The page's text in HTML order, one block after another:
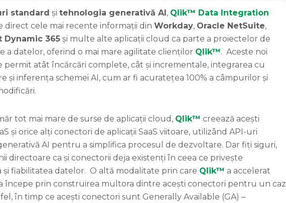
standard și tehnologia generativă AI , Qlik™ Data Integration
direct cele mai recente informații din Workday, Oracle NetSuite,
Dynamic 365 și multe alte aplicații cloud ca parte a proiectelor de
a datelor, oferind o mai mare agilitate clienților Qlik™. Aceste noi
atât încărcări complete, cât și incrementale, integrarea cu
și inferența schemei AI, cum ar fi acuratețea 100% a câmpurilor și
tot mai mare de surse de aplicații cloud, Qlik™ creează acești
și orice alți conectori de aplicații SaaS viitoare, utilizând API-uri
AI pentru a simplifica procesul de dezvoltare. Dar fiți siguri,
directoare ca și conectorii deja existenți în ceea ce privește
fiabilitatea datelor. O altă modalitate prin care Qlik™ a accelerat
a începe prin construirea multora dintre acești conectori pentru un caz
în timp ce acești conectori sunt Generally Available (GA) –